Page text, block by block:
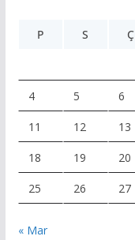
P
S Ç
4 5 6
11 12 13
18 19 20
25 26 27
« Mar